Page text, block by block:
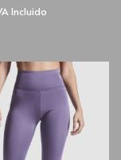
Incluido